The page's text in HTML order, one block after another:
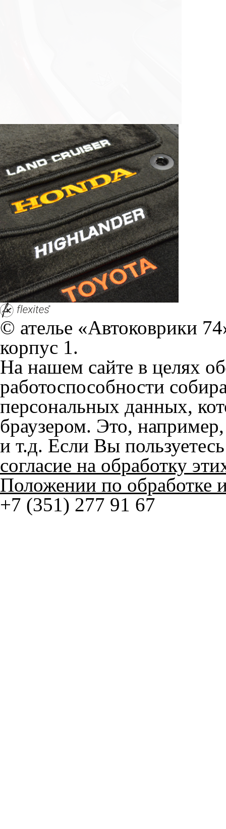
© ателье «Автоковрики
корпус 1.
На нашем сайте в целях
работоспособности
персональных данных,
браузером. Это,
и т.д. Если Вы
согласие на обработку
Положении по обработке
+7 (351) 277 91 67